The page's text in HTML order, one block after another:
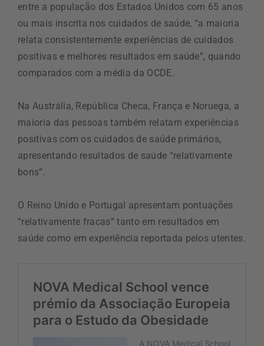
entre a população dos Estados Unidos com 65 anos
ou mais inscrita nos cuidados de saúde, “a maioria
relata consistentemente experiências de cuidados
positivas e melhores resultados em saúde”, quando
comparados com a média da OCDE.
Na Austrália, República Checa, França e Noruega, a
maioria das pessoas também relatam experiências
positivas com os cuidados de saúde primários,
apresentando resultados de saúde “relativamente
bons”.
O Reino Unido e Portugal apresentam pontuações
“relativamente fracas” tanto em resultados em
saúde como em experiência reportada pelos utentes.